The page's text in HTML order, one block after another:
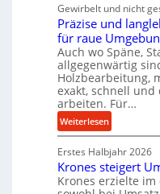
b
e
i
m
D
r
ü
c
k
p
r
o
u
g
e
l
g
e
w
i
n
d
e
t
r
Gewirbelt und nicht
Präzise und
für raue
Auch wo Späne,
allgegenwärtig
Holzbearbeitung,
exakt, schnell
arbeiten. Für…
Weiterlesen:
P
r
ä
z
Erstes Halbjahr 2026
Krones steigert
Krones erzielte